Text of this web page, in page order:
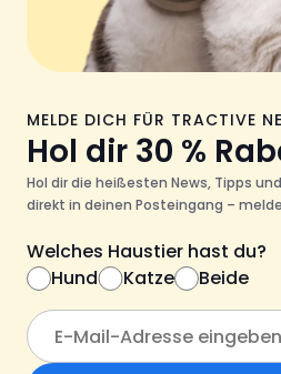
MELDE DICH FÜR TRACTIVE
Hol dir 30 %
Hol dir die heißesten News, Tipps
direkt in deinen Posteingang –
Welches Haustier hast du?
Hund
Katze Beide